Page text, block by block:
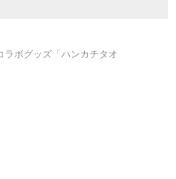
ラボグッズ「ハンカチタオ